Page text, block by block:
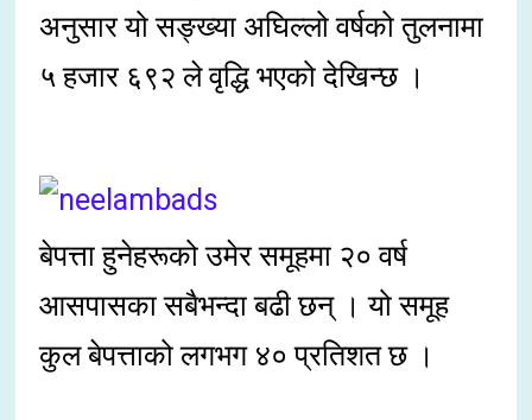
अनुसार यो सङ्ख्या अघिल्लो वर्षको तुलनामा
५ हजार ६९२ ले वृद्धि भएको देखिन्छ ।
बेपत्ता हुनेहरूको उमेर समूहमा २० वर्ष
आसपासका सबैभन्दा बढी छन् । यो समूह
कुल बेपत्ताको लगभग ४० प्रतिशत छ ।